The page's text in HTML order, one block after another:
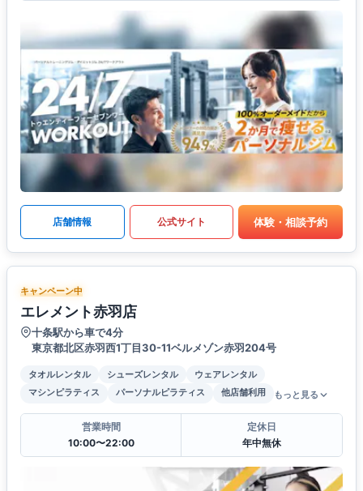
店舗情報 公式サイト 体験・相談予約
キャンペーン中
エレメント赤羽店
十条駅から車で4分
東京都北区赤羽西1丁目30-11ベルメゾン赤羽204号
タオルレンタル シューズレンタル
ウェアレンタル
マシンピラティス
パーソナルピラティス 他店舗利用 もっと見る
営業時間
10:00〜22:00
定休日
年中無休